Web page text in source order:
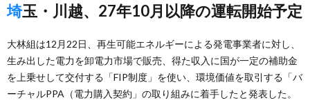
埼玉・川越、27年10月以降の運転開始予定
大林組は12月22日、再生可能エネルギーによる発電事業者に対し、
生み出した電力を卸電力市場で販売、得た収入に国が一定の補助金
を上乗せして交付する「FIP制度」を使い、環境価値を取引する「バ
ーチャルPPA（電力購入契約」の取り組みに着手したと発表した。